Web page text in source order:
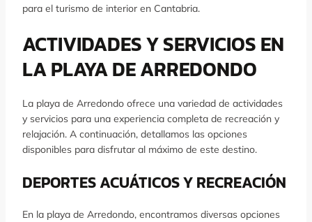
para el turismo de interior en Cantabria.
ACTIVIDADES Y SERVICIOS EN
LA PLAYA DE ARREDONDO
La playa de Arredondo ofrece una variedad de actividades
y servicios para una experiencia completa de recreación y
relajación. A continuación, detallamos las opciones
disponibles para disfrutar al máximo de este destino.
DEPORTES ACUÁTICOS Y RECREACIÓN
En la playa de Arredondo, encontramos diversas opciones